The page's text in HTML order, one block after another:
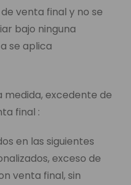
venta final y no se
bajo ninguna
se aplica
medida, excedente de
final :
en las siguientes
exceso de
venta final, sin